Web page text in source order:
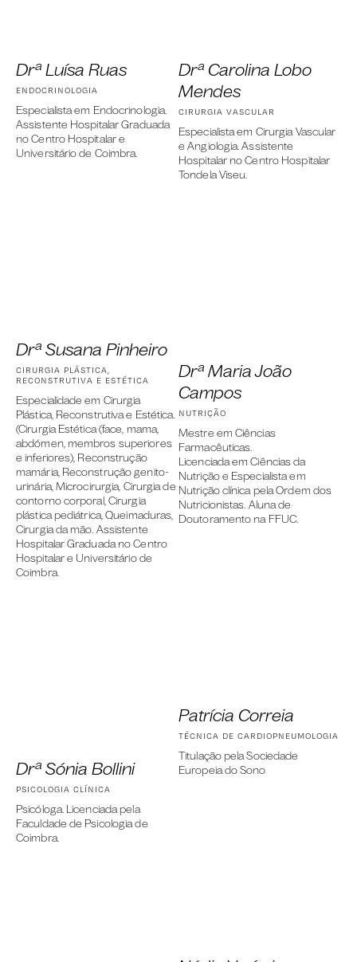
Drª Luí­sa Ruas
ENDOCRINOLOGIA
Especialista em Endocrinologia.
Assistente Hospitalar Graduada
no Centro Hospitalar e
Universitário de Coimbra.
Drª Susana Pinheiro
CIRURGIA PLÁSTICA,
RECONSTRUTIVA E ESTÉTICA
Especialidade em Cirurgia
Plástica, Reconstrutiva e Estética.
(Cirurgia Estética (face, mama,
abdómen, membros superiores
e inferiores), Reconstrução
mamária, Reconstrução genito-
urinária, Microcirurgia, Cirurgia de
contorno corporal, Cirurgia
plástica pediátrica, Queimaduras,
Cirurgia da mão. Assistente
Hospitalar Graduada no Centro
Hospitalar e Universitário de
Coimbra.
Drª Sónia Bollini
PSICOLOGIA CLÍ­NICA
Psicóloga. Licenciada pela
Faculdade de Psicologia de
Coimbra.
Drª Carolina Lobo
Mendes
CIRURGIA VASCULAR
Especialista em Cirurgia Vascular
e Angiologia. Assistente
Hospitalar no Centro Hospitalar
Tondela Viseu.
Drª Maria João
Campos
NUTRIÇÃO
Mestre em Ciências
Farmacêuticas.
Licenciada em Ciências da
Nutrição e Especialista em
Nutrição clínica pela Ordem dos
Nutricionistas. Aluna de
Doutoramento na FFUC.
Patrícia Correia
TÉCNICA DE CARDIOPNEUMOLOGIA
Titulação pela Sociedade
Europeia do Sono